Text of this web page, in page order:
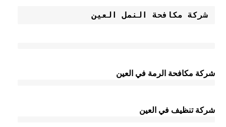
شركة مكافحة النمل العين
شركة مكافحة الرمة في العين
شركة تنظيف في العين